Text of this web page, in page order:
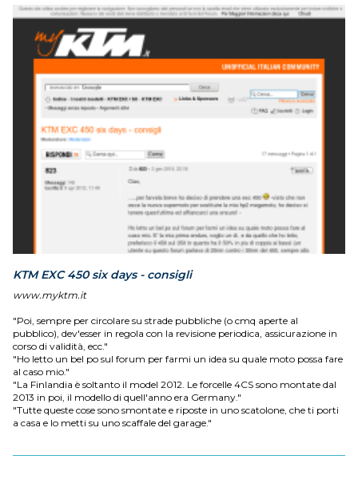
KTM EXC 450 six days - consigli
www.myktm.it
"Poi, sempre per circolare su strade pubbliche (o cmq aperte al
pubblico), dev'esser in regola con la revisione periodica, assicurazione in
corso di validità, ecc."
"Ho letto un bel po sul forum per farmi un idea su quale moto possa fare
al caso mio."
"La Finlandia è soltanto il model 2012. Le forcelle 4CS sono montate dal
2013 in poi, il modello di quell'anno era Germany."
"Tutte queste cose sono smontate e riposte in uno scatolone, che ti porti
a casa e lo metti su uno scaffale del garage."